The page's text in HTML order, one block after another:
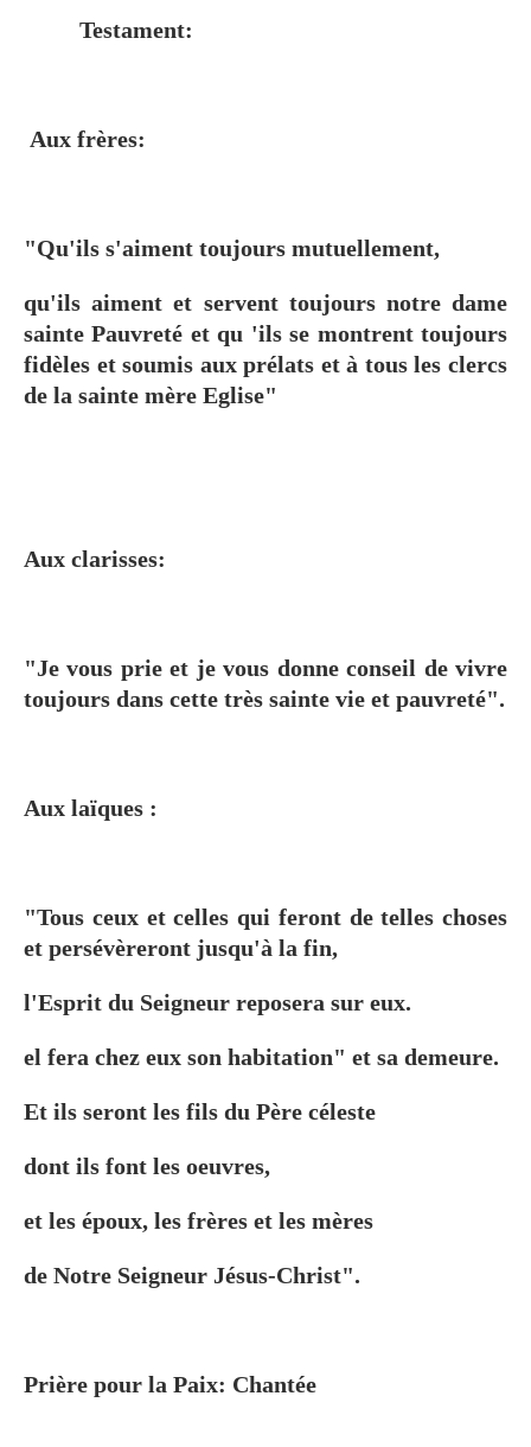
Testament:
Aux frères:
"Qu'ils s'aiment toujours mutuellement,
qu'ils aiment et servent toujours notre dame
sainte Pauvreté et qu 'ils se montrent toujours
fidèles et soumis aux prélats et à tous les clercs
de la sainte mère Eglise"
Aux clarisses:
"Je vous prie et je vous donne conseil de vivre
toujours dans cette très sainte vie et pauvreté".
Aux laïques :
"Tous ceux et celles qui feront de telles choses
et persévèreront jusqu'à la fin,
l'Esprit du Seigneur reposera sur eux.
el fera chez eux son habitation" et sa demeure.
Et ils seront les fils du Père céleste
dont ils font les oeuvres,
et les époux, les frères et les mères
de Notre Seigneur Jésus-Christ".
Prière pour la Paix: Chantée